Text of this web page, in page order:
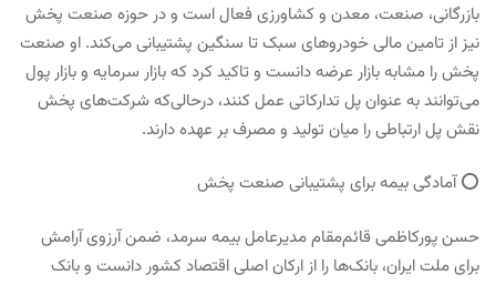
بازرگانی، صنعت، معدن و کشاورزی فعال است و در حوزه صنعت پخش
نیز از تامین مالی خودروهای سبک تا سنگین پشتیبانی می‌کند. او صنعت
پخش را مشابه بازار عرضه دانست و تاکید کرد که بازار سرمایه و بازار پول
می‌توانند به عنوان پل تدارکاتی عمل کنند، درحالی‌که شرکت‌های پخش
نقش پل ارتباطی را میان تولید و مصرف بر عهده دارند.
⭕️ آمادگی بیمه برای پشتیبانی صنعت پخش
حسن پورکاظمی قائم‌مقام مدیرعامل بیمه سرمد، ضمن آرزوی آرامش
برای ملت ایران، بانک‌ها را از ارکان اصلی اقتصاد کشور دانست و بانک